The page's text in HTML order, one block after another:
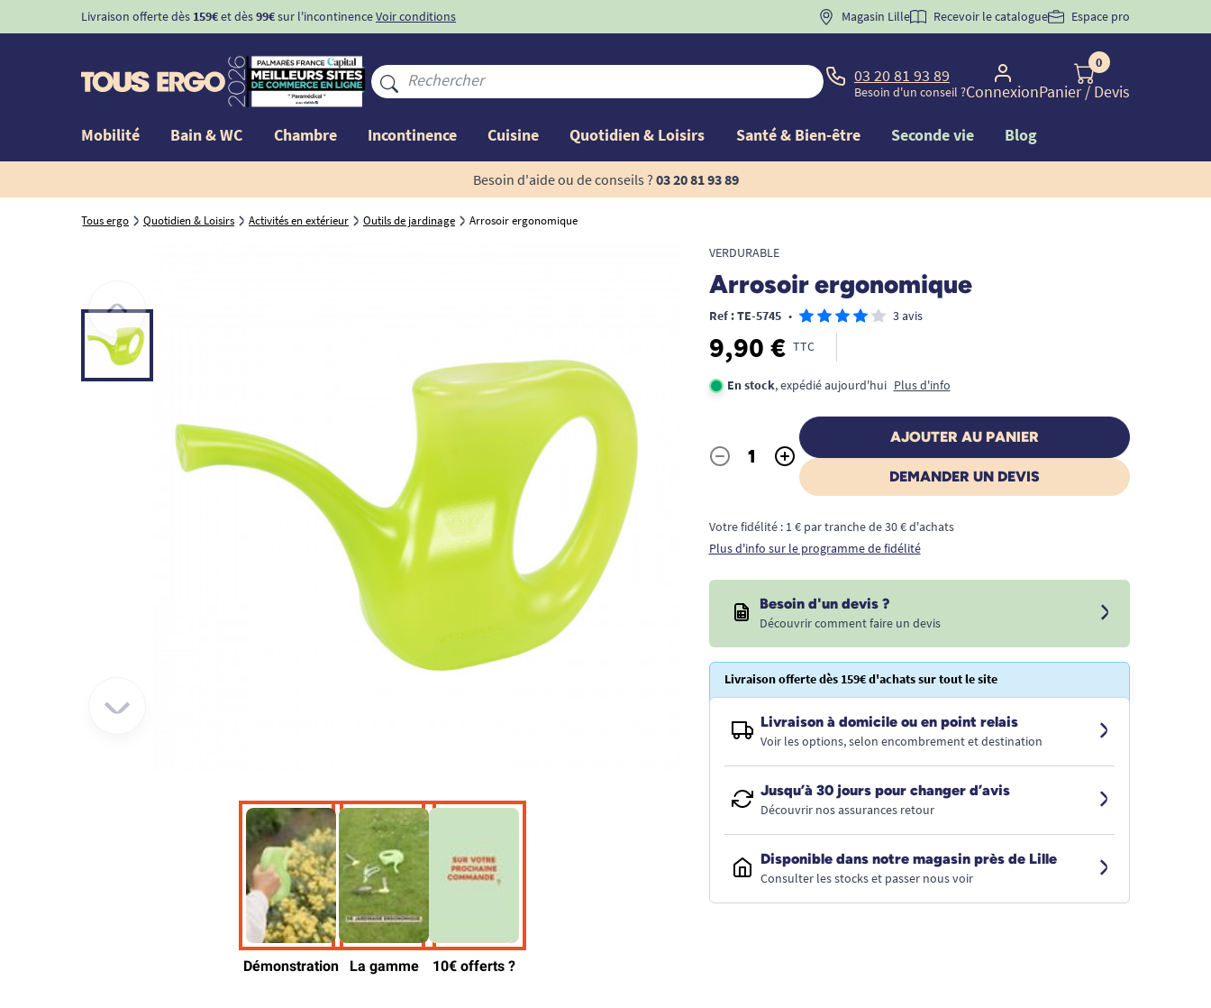
Livraison offerte dès 159€et dès99€sur l'incontinenceVoir conditions BIENVENUE" pourla 1ère commande d'incontinence
Magasin Lille Recevoir le catalogue Espace pro
03 20 81 93 89
Besoin d'un conseil ?Connexion
0
Panier/ Devis
Mobilité Bain & WC Chambre Incontinence Cuisine Quotidien & Loisirs Santé & Bien-être Seconde vie Blog
Besoin d'aide ou de conseils ? 03 20 81 93 89
Tous ergo Quotidien & Loisirs Activités en extérieur Outils de jardinage Arrosoir ergonomique
VERDURABLE
Arrosoir ergonomique
Ref : TE-5745 • 3 avis
9,90 € TTC
En stock, expédié aujourd'hui Plus d'info
Quantité
- +
AJOUTER AU PANIER
DEMANDER UN DEVIS
Votre fidélité : 1 € par tranche de 30 € d'achats
Plus d'info sur le programme de fidélité
Besoin d'un devis ?
Découvrir comment faire un devis
Livraison offerte dès 159€ d'achats sur tout le site
Livraison à domicile ou en point relais
Voir les options, selon encombrement et destination
Jusqu’à 30 jours pour changer d’avis
Découvrir nos assurances retour
Disponible dans notre magasin près de Lille
Consulter les stocks et passer nous voir